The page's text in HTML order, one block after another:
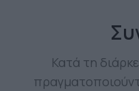
Κατά τη